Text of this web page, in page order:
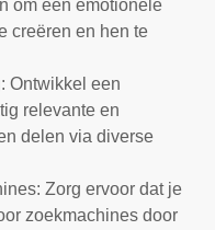
om een emotionele
creëren en hen te
Ontwikkel een
relevante en
delen via diverse
Zorg ervoor dat je
zoekmachines door